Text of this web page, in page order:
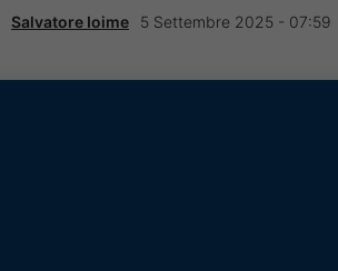
Salvatore Ioime 5 Settembre 2025 - 07:59